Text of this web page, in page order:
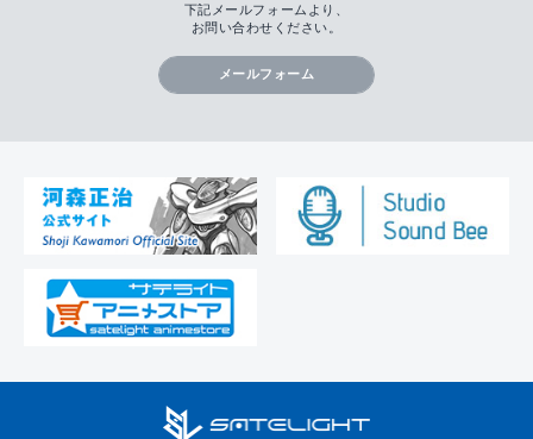
下記メールフォームより、
お問い合わせください。
メールフォーム